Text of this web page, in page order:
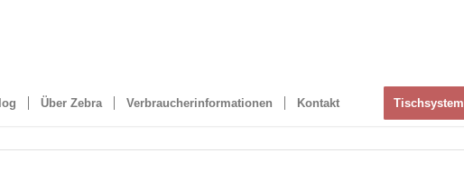
Über Zebra Verbraucherinformationen Kontakt Tischsystem